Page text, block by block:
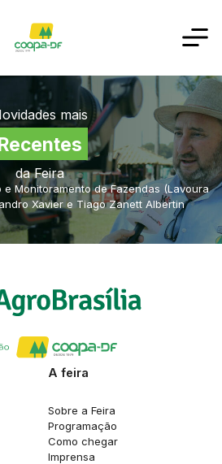
mais
da Feira
e Monitoramento de Fazendas (Lavoura
Xavier e Tiago Zanett Albertin
A feira
Sobre a Feira
Programação
Como chegar
Imprensa